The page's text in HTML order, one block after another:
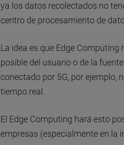
ya los datos recolectados no
centro de procesamiento de
La idea es que Edge
posible del usuario o de la
conectado por 5G, por ejemplo,
tiempo real.
El Edge Computing hará esto
empresas (especialmente en la